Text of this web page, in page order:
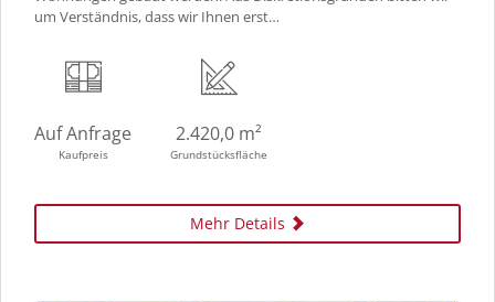
um Verständnis, dass wir Ihnen erst…
Auf Anfrage
Kaufpreis
2.420,0 m²
Grundstücksfläche
Mehr Details